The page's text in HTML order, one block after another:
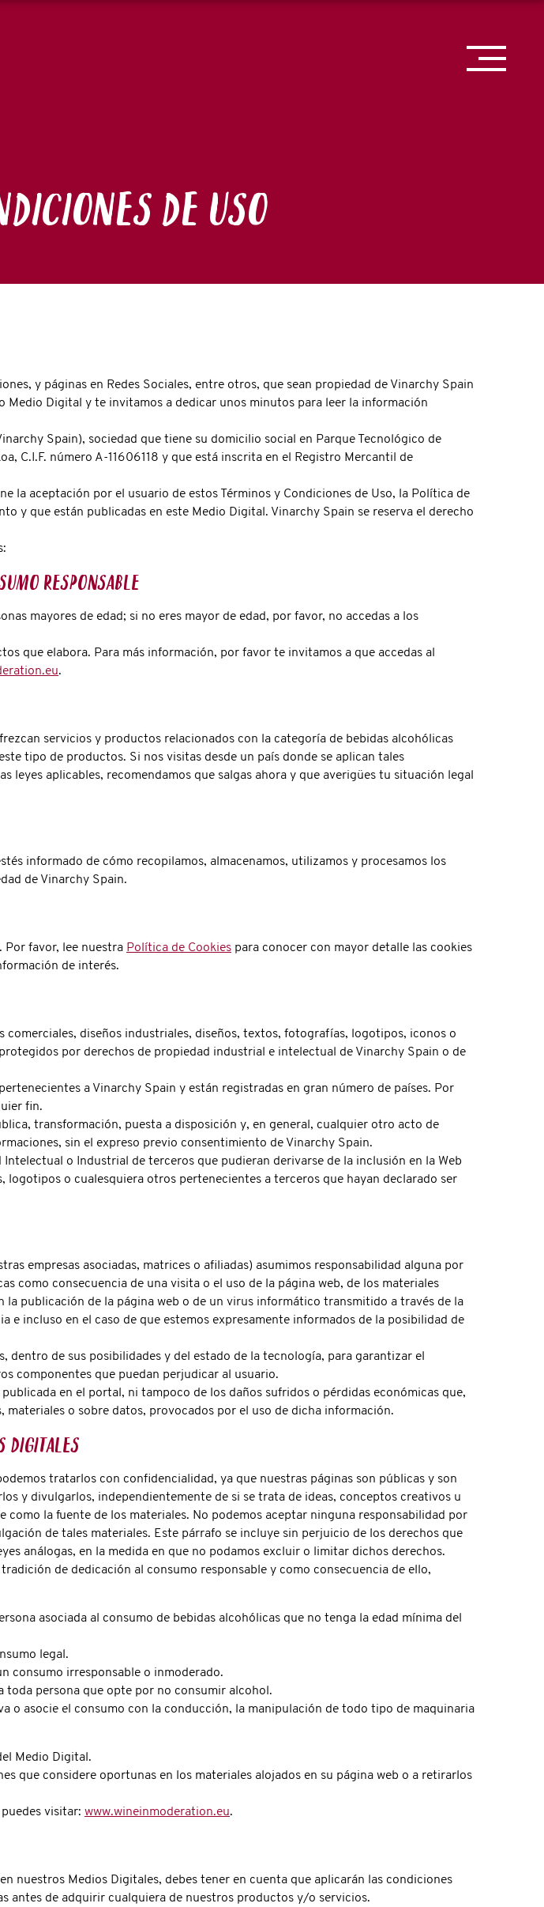
DE USO
y páginas en Redes Sociales, entre otros, que sean propiedad de Vinarchy Spain
Digital y te invitamos a dedicar unos minutos para leer la información
Spain), sociedad que tiene su domicilio social en Parque Tecnológico de
C.I.F. número A-11606118 y que está inscrita en el Registro Mercantil de
aceptación por el usuario de estos Términos y Condiciones de Uso, la Política de
y que están publicadas en este Medio Digital. Vinarchy Spain se reserva el derecho
responsable
mayores de edad; si no eres mayor de edad, por favor, no accedas a los
que elabora. Para más información, por favor te invitamos a que accedas al
.
servicios y productos relacionados con la categoría de bebidas alcohólicas
tipo de productos. Si nos visitas desde un país donde se aplican tales
aplicables, recomendamos que salgas ahora y que averigües tu situación legal
informado de cómo recopilamos, almacenamos, utilizamos y procesamos los
de Vinarchy Spain.
favor, lee nuestra Política de Cookies para conocer con mayor detalle las cookies
de interés.
diseños industriales, diseños, textos, fotografías, logotipos, iconos o
por derechos de propiedad industrial e intelectual de Vinarchy Spain o de
a Vinarchy Spain y están registradas en gran número de países. Por
fin.
transformación, puesta a disposición y, en general, cualquier otro acto de
sin el expreso previo consentimiento de Vinarchy Spain.
o Industrial de terceros que pudieran derivarse de la inclusión en la Web
o cualesquiera otros pertenecientes a terceros que hayan declarado ser
empresas asociadas, matrices o afiliadas) asumimos responsabilidad alguna por
como consecuencia de una visita o el uso de la página web, de los materiales
publicación de la página web o de un virus informático transmitido a través de la
incluso en el caso de que estemos expresamente informados de la posibilidad de
dentro de sus posibilidades y del estado de la tecnología, para garantizar el
componentes que puedan perjudicar al usuario.
en el portal, ni tampoco de los daños sufridos o pérdidas económicas que,
o sobre datos, provocados por el uso de dicha información.
Digitales
tratarlos con confidencialidad, ya que nuestras páginas son públicas y son
y divulgarlos, independientemente de si se trata de ideas, conceptos creativos u
la fuente de los materiales. No podemos aceptar ninguna responsabilidad por
de tales materiales. Este párrafo se incluye sin perjuicio de los derechos que
análogas, en la medida en que no podamos excluir o limitar dichos derechos.
de dedicación al consumo responsable y como consecuencia de ello,
asociada al consumo de bebidas alcohólicas que no tenga la edad mínima del
legal.
consumo irresponsable o inmoderado.
toda persona que opte por no consumir alcohol.
o asocie el consumo con la conducción, la manipulación de todo tipo de maquinaria
Medio Digital.
que considere oportunas en los materiales alojados en su página web o a retirarlos
visitar: www.wineinmoderation.eu.
nuestros Medios Digitales, debes tener en cuenta que aplicarán las condiciones
antes de adquirir cualquiera de nuestros productos y/o servicios.